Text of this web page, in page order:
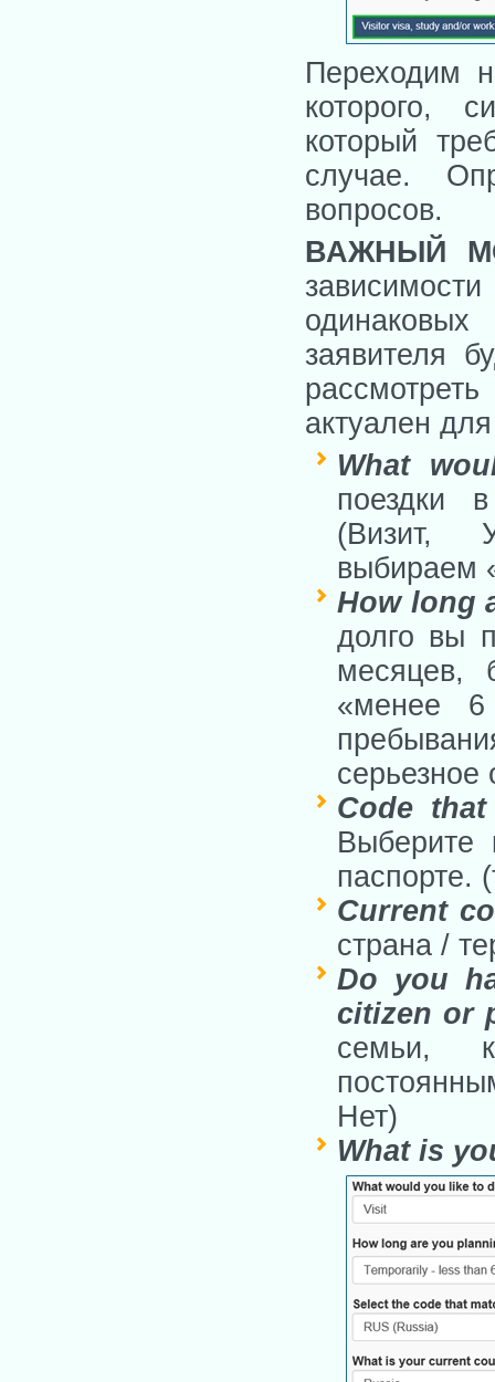
Переходим
которого,
который
случае.
вопросов.
ВАЖНЫЙ
заявителя
актуален
What
поездки
(Визит,
выбираем
How long
долго вы
месяцев,
«менее 6
серьезное
Code
Выберите
паспорте.
Current
страна /
Do you
citizen or
семьи,
Нет)
What is